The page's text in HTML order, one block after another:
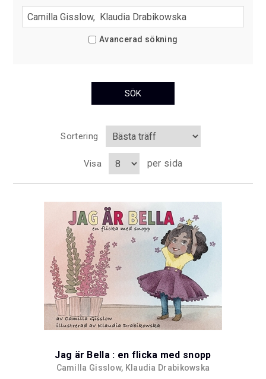
Avancerad sökning
Sortering
Visa per sida
Jag är Bella : en flicka med snopp
Camilla Gisslow, Klaudia Drabikowska